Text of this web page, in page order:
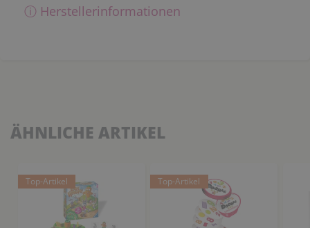
ⓘ Herstellerinformationen
ÄHNLICHE ARTIKEL
Top-Artikel Top-Artikel